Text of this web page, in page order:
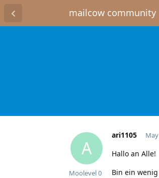
mailcow community
A
ari1105
Moolevel0
Hallo an Alle!
Bin ein